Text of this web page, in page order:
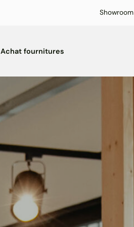
Showroom
Achat fournitures